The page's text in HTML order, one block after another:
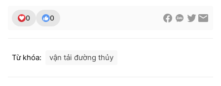
Cơ quan chủ quản:
cấp ngày 29/12/2023
0 0
Từ khóa: vận tải đường thủy